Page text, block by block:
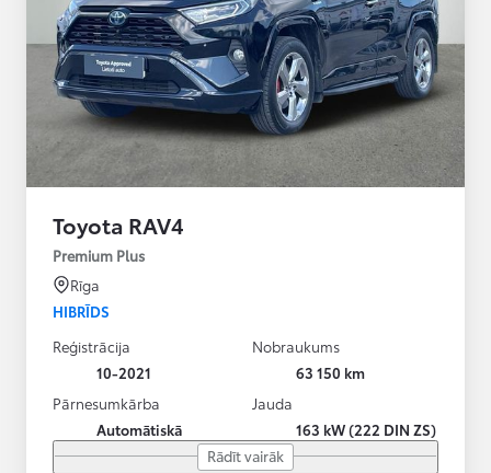
Toyota RAV4
Premium Plus
Rīga
HIBRĪDS
Reģistrācija
10-2021
Nobraukums
63 150 km
Pārnesumkārba
Automātiskā
Jauda
163 kW (222 DIN ZS)
Rādīt vairāk